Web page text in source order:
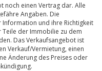
noch einen Vertrag dar. Alle
Angaben. Die
Information und ihre Richtigkeit
der Immobilie zu dem
Das Verkaufsangebot ist
Verkauf/Vermietung, einen
Änderung des Preises oder